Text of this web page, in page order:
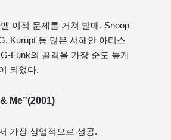
이적 문제를 거쳐 발매. Snoop
Kurupt 등 많은 서해안 아티스
Funk의 골격을 가장 순도 높게
되었다.
Me”(2001)
가장 상업적으로 성공.